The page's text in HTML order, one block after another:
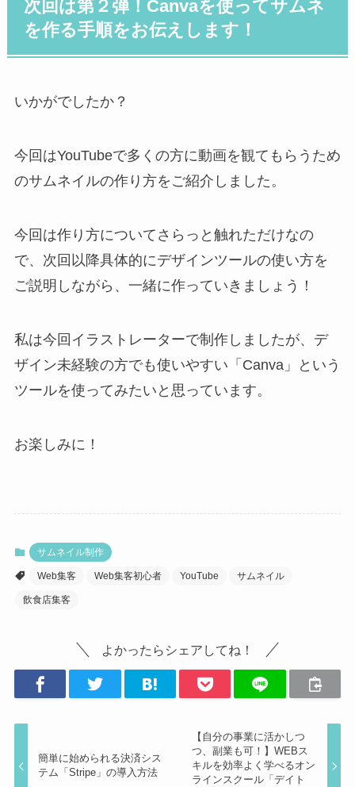
次回は第２弾！Canvaを使ってサムネ
を作る手順をお伝えします！
いかがでしたか？
今回はYouTubeで多くの方に動画を観てもらうため
のサムネイルの作り方をご紹介しました。
今回は作り方についてさらっと触れただけなの
で、次回以降具体的にデザインツールの使い方を
ご説明しながら、一緒に作っていきましょう！
私は今回イラストレーターで制作しましたが、デ
ザイン未経験の方でも使いやすい「Canva」という
ツールを使ってみたいと思っています。
お楽しみに！
サムネイル制作
Web集客 Web集客初心者 YouTube サムネイル
飲食店集客
よかったらシェアしてね！
簡単に始められる決済シス
テム「Stripe」の導入方法
【自分の事業に活かしつ
つ、副業も可！】WEBス
キルを効率よく学べるオン
ラインスクール「デイト